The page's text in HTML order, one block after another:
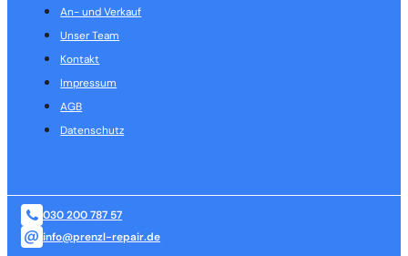
An- und Verkauf
Unser Team
Kontakt
Impressum
AGB
Datenschutz
030 200 787 57
info@prenzl-repair.de